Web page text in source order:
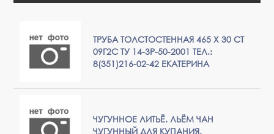
ТРУБА ТОЛСТОСТЕННАЯ 465 Х 30 СТ
09Г2С ТУ 14-3Р-50-2001 ТЕЛ.:
8(351)216-02-42 ЕКАТЕРИНА
ЧУГУННОЕ ЛИТЬЁ. ЛЬЁМ ЧАН
ЧУГУННЫЙ ДЛЯ КУПАНИЯ.